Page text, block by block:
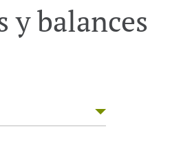
y balances